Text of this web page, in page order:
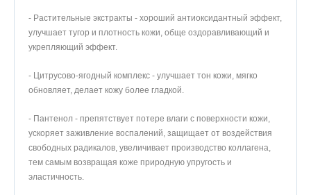
- Растительные экстракты - хороший антиоксидантный эффект,
улучшает тугор и плотность кожи, обще оздоравливающий и
укрепляющий эффект.
- Цитрусово-ягодный комплекс - улучшает тон кожи, мягко
обновляет, делает кожу более гладкой.
- Пантенол - препятствует потере влаги с поверхности кожи,
ускоряет заживление воспалений, защищает от воздействия
свободных радикалов, увеличивает производство коллагена,
тем самым возвращая коже природную упругость и
эластичность.